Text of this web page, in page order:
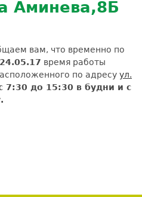
Аминева,8Б
вам, что временно по
24.05.17 время работы
по адресу ул.
7:30 до 15:30 в будни и с